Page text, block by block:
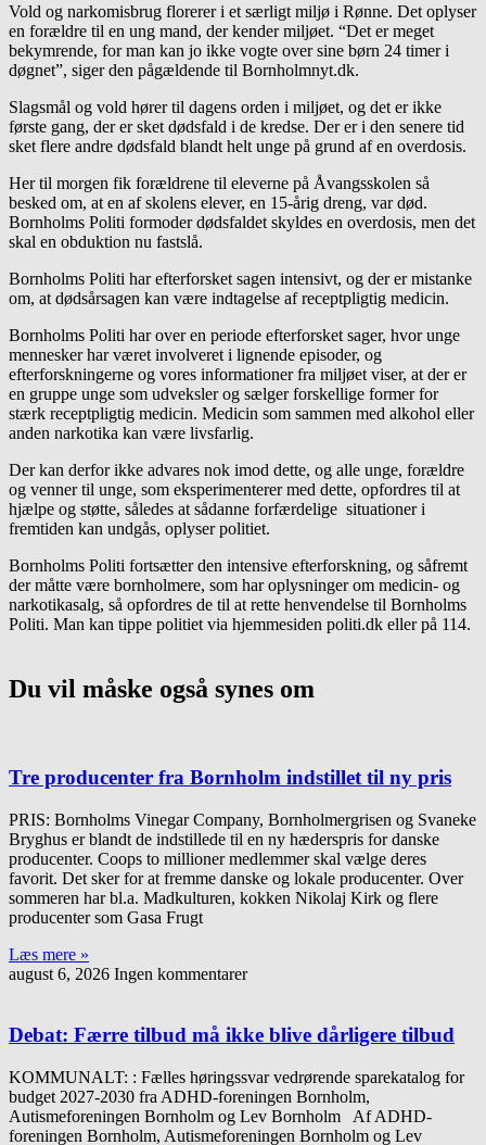
Vold og narkomisbrug florerer i et særligt miljø i Rønne. Det oplyser
en forældre til en ung mand, der kender miljøet. “Det er meget
bekymrende, for man kan jo ikke vogte over sine børn 24 timer i
døgnet”, siger den pågældende til Bornholmnyt.dk.
Slagsmål og vold hører til dagens orden i miljøet, og det er ikke
første gang, der er sket dødsfald i de kredse. Der er i den senere tid
sket flere andre dødsfald blandt helt unge på grund af en overdosis.
Her til morgen fik forældrene til eleverne på Åvangsskolen så
besked om, at en af skolens elever, en 15-årig dreng, var død.
Bornholms Politi formoder dødsfaldet skyldes en overdosis, men det
skal en obduktion nu fastslå.
Bornholms Politi har efterforsket sagen intensivt, og der er mistanke
om, at dødsårsagen kan være indtagelse af receptpligtig medicin.
Bornholms Politi har over en periode efterforsket sager, hvor unge
mennesker har været involveret i lignende episoder, og
efterforskningerne og vores informationer fra miljøet viser, at der er
en gruppe unge som udveksler og sælger forskellige former for
stærk receptpligtig medicin. Medicin som sammen med alkohol eller
anden narkotika kan være livsfarlig.
Der kan derfor ikke advares nok imod dette, og alle unge, forældre
og venner til unge, som eksperimenterer med dette, opfordres til at
hjælpe og støtte, således at sådanne forfærdelige situationer i
fremtiden kan undgås, oplyser politiet.
Bornholms Politi fortsætter den intensive efterforskning, og såfremt
der måtte være bornholmere, som har oplysninger om medicin- og
narkotikasalg, så opfordres de til at rette henvendelse til Bornholms
Politi. Man kan tippe politiet via hjemmesiden politi.dk eller på 114.
Du vil måske også synes om
Tre producenter fra Bornholm indstillet til ny pris
PRIS: Bornholms Vinegar Company, Bornholmergrisen og Svaneke
Bryghus er blandt de indstillede til en ny hæderspris for danske
producenter. Coops to millioner medlemmer skal vælge deres
favorit. Det sker for at fremme danske og lokale producenter. Over
sommeren har bl.a. Madkulturen, kokken Nikolaj Kirk og flere
producenter som Gasa Frugt
Læs mere »
august 6, 2026 Ingen kommentarer
Debat: Færre tilbud må ikke blive dårligere tilbud
KOMMUNALT: : Fælles høringssvar vedrørende sparekatalog for
budget 2027-2030 fra ADHD-foreningen Bornholm,
Autismeforeningen Bornholm og Lev Bornholm Af ADHD-
foreningen Bornholm, Autismeforeningen Bornholm og Lev